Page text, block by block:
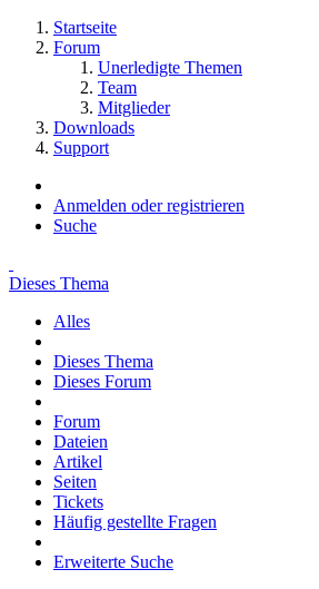
Startseite
Forum
Unerledigte Themen
Team
Mitglieder
Downloads
Support
Anmelden oder registrieren
Suche
Dieses Thema
Alles
Dieses Thema
Dieses Forum
Forum
Dateien
Artikel
Seiten
Tickets
Häufig gestellte Fragen
Erweiterte Suche